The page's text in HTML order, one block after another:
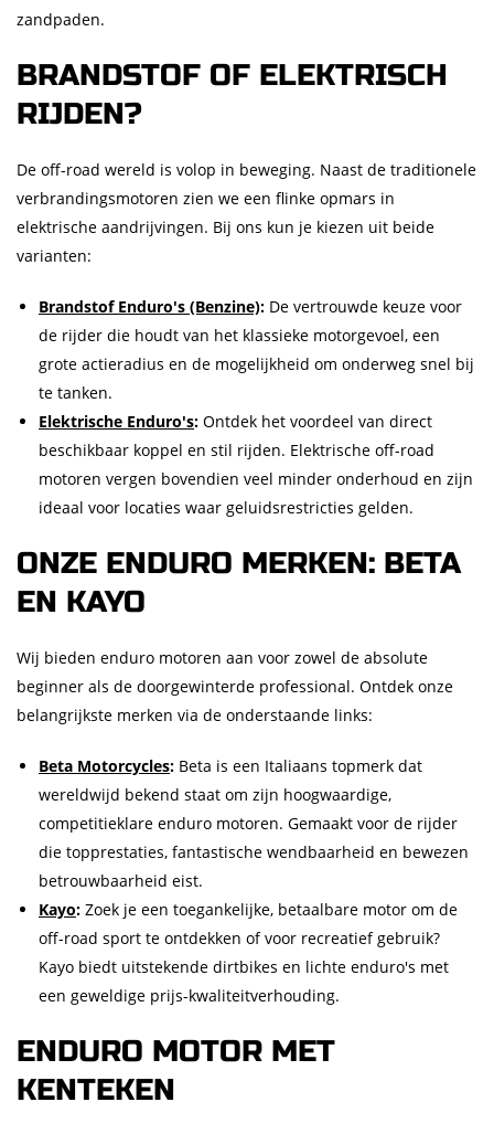
zandpaden.
BRANDSTOF OF ELEKTRISCH
RIJDEN?
De off-road wereld is volop in beweging. Naast de traditionele
verbrandingsmotoren zien we een flinke opmars in
elektrische aandrijvingen. Bij ons kun je kiezen uit beide
varianten:
Brandstof Enduro's (Benzine): De vertrouwde keuze voor
de rijder die houdt van het klassieke motorgevoel, een
grote actieradius en de mogelijkheid om onderweg snel bij
te tanken.
Elektrische Enduro's: Ontdek het voordeel van direct
beschikbaar koppel en stil rijden. Elektrische off-road
motoren vergen bovendien veel minder onderhoud en zijn
ideaal voor locaties waar geluidsrestricties gelden.
ONZE ENDURO MERKEN: BETA
EN KAYO
Wij bieden enduro motoren aan voor zowel de absolute
beginner als de doorgewinterde professional. Ontdek onze
belangrijkste merken via de onderstaande links:
Beta Motorcycles: Beta is een Italiaans topmerk dat
wereldwijd bekend staat om zijn hoogwaardige,
competitieklare enduro motoren. Gemaakt voor de rijder
die topprestaties, fantastische wendbaarheid en bewezen
betrouwbaarheid eist.
Kayo: Zoek je een toegankelijke, betaalbare motor om de
off-road sport te ontdekken of voor recreatief gebruik?
Kayo biedt uitstekende dirtbikes en lichte enduro's met
een geweldige prijs-kwaliteitverhouding.
ENDURO MOTOR MET
KENTEKEN